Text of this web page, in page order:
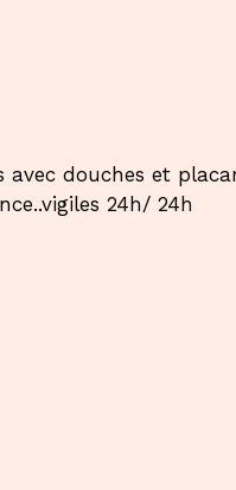
avec douches et
24h/ 24h